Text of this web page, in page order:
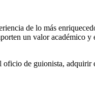
de lo más
un valor académico
de guionista,